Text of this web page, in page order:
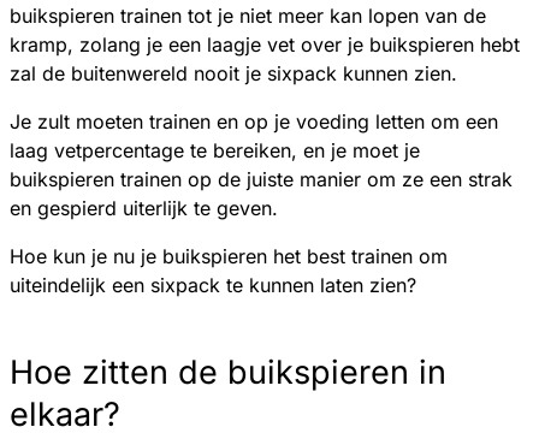
buikspieren trainen tot je niet meer kan lopen van de
kramp, zolang je een laagje vet over je buikspieren hebt
zal de buitenwereld nooit je sixpack kunnen zien.
Je zult moeten trainen en op je voeding letten om een
laag vetpercentage te bereiken, en je moet je
buikspieren trainen op de juiste manier om ze een strak
en gespierd uiterlijk te geven.
Hoe kun je nu je buikspieren het best trainen om
uiteindelijk een sixpack te kunnen laten zien?
Hoe zitten de buikspieren in
elkaar?